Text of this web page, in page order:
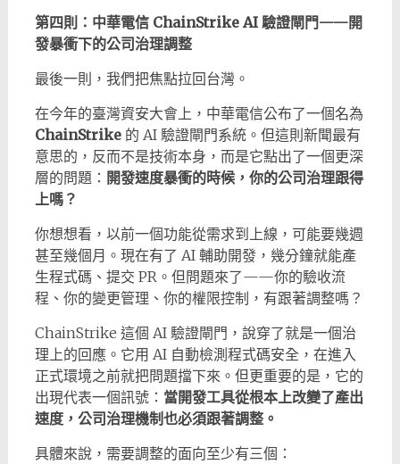
第四則：中華電信 ChainStrike AI 驗證閘門——開
發暴衝下的公司治理調整
最後一則，我們把焦點拉回台灣。
在今年的臺灣資安大會上，中華電信公布了一個名為
ChainStrike的 AI 驗證閘門系統。但這則新聞最有
意思的，反而不是技術本身，而是它點出了一個更深
層的問題： 開發速度暴衝的時候，你的公司治理跟得
上嗎？
你想想看，以前一個功能從需求到上線，可能要幾週
甚至幾個月。現在有了 AI 輔助開發，幾分鐘就能產
生程式碼、提交 PR。但問題來了——你的驗收流
程、你的變更管理、你的權限控制，有跟著調整嗎？
ChainStrike 這個 AI 驗證閘門，說穿了就是一個治
理上的回應。它用 AI 自動檢測程式碼安全，在進入
正式環境之前就把問題擋下來。但更重要的是，它的
出現代表一個訊號： 當開發工具從根本上改變了產出
速度，公司治理機制也必須跟著調整。
具體來說，需要調整的面向至少有三個：